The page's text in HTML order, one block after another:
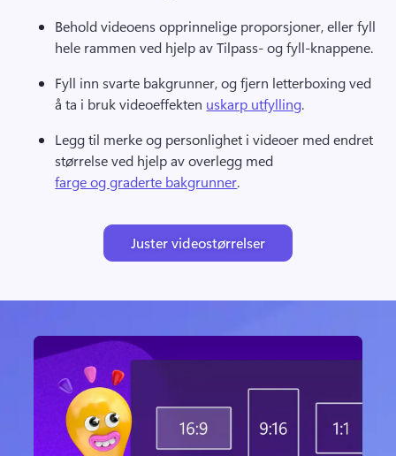
Behold videoens opprinnelige proporsjoner, eller fyll
hele rammen ved hjelp av Tilpass- og fyll-knappene
Fyll inn svarte bakgrunner, og fjern letterboxing ved
å ta i bruk videoeffekten uskarp utfylling.
Legg til merke og personlighet i videoer med endret
størrelse ved hjelp av overlegg med
farge og graderte bakgrunner.
Juster videostørrelser